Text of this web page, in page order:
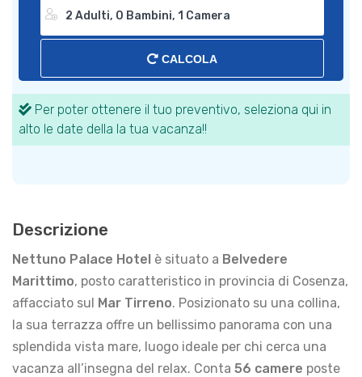
CALCOLA
Per poter ottenere il tuo preventivo, seleziona qui in
alto le date della la tua vacanza!!
Descrizione
Nettuno Palace Hotel è situato a Belvedere
Marittimo, posto caratteristico in provincia di Cosenza,
affacciato sul Mar Tirreno. Posizionato su una collina,
la sua terrazza offre un bellissimo panorama con una
splendida vista mare, luogo ideale per chi cerca una
vacanza all’insegna del relax. Conta 56 camere poste